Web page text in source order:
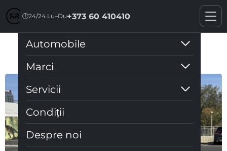
🕒24/24 Lu–Du+373 60 410410
Automobile
Marci
Servicii
Condiții
Despre noi
Toyota Auris